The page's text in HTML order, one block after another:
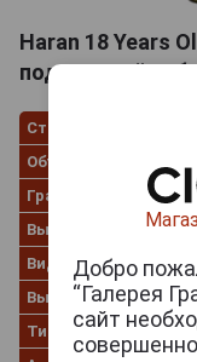
Haran 18 Years
подарочной
Страна производства
Объём
Градус
Выдержка лет
Вид коробки
Выдержка в бочке
Тип
Добро
“Галерея
сайт